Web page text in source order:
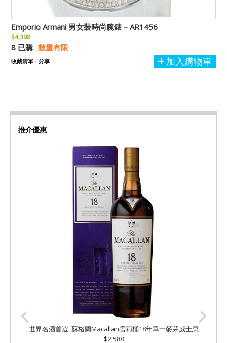
Emporio Armani 男女裝時尚腕錶 – AR1456
$4,398
8 已購 數量有限
加入購物車
收藏清單 / 分享
推介優惠
世界名酒首選: 蘇格蘭Macallan雪莉桶18年單一麥芽威士忌
$2,588